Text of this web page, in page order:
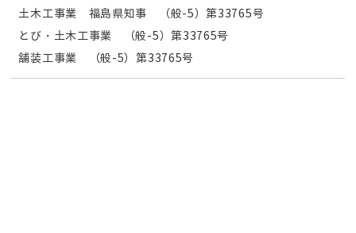
土木工事業 福島県知事 （般-5）第33765号
とび・土木工事業 （般-5）第33765号
舗装工事業 （般-5）第33765号